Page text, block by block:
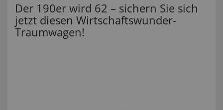
Der 190er wird 62 – sichern Sie sich
jetzt diesen Wirtschaftswunder-
Traumwagen!